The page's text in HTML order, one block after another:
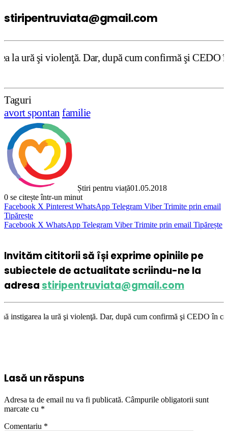
stiripentruviata@gmail.com
Dar, după cum confirmă şi CEDO în cazul
Taguri
avort spontan familie
Știri pentru viață01.05.2018
0 se citește într-un minut
Facebook X Pinterest WhatsApp Telegram Viber Trimite prin email
Tipărește
Facebook X WhatsApp Telegram Viber Trimite prin email Tipărește
Invităm cititorii să își exprime opiniile pe
subiectele de actualitate scriindu-ne la
adresastiripentruviata@gmail.com
şi violenţă. Dar, după cum confirmă şi CEDO în cazul Handyside
Lasă un răspuns
Adresa ta de email nu va fi publicată. Câmpurile obligatorii sunt
marcate cu *
Comentariu *